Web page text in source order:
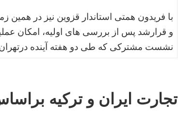
با فریدون همتی استاندار قزوین نیز در
و قرارشد پس از بررسی های اولیه، امکان
نشست مشترکی که طی دو هفته آینده
تجارت ایران و ترکیه